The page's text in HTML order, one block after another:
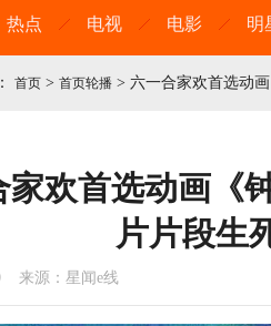
热点 电视 电影 明
首页 > 首页轮播 > 六一合家欢首选动
家欢首选动画《
片片段生
来源：星闻e线